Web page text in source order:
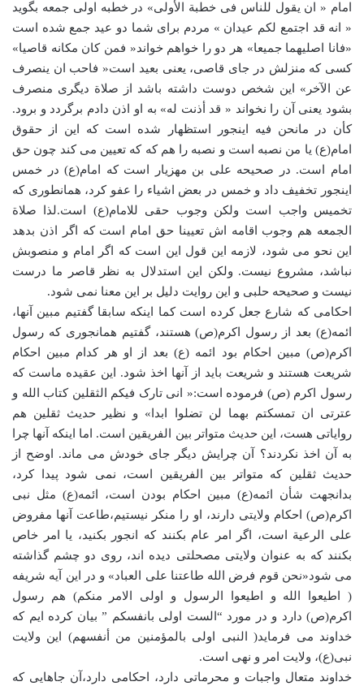
امام « ان یقول للناس فی خطبة الأولی» در خطبه اولی جمعه بگوید
« انه قد اجتمع لکم عیدان » مردم برای شما دو عید جمع شده است
«فانا اصلیهما جمیعا» هر دو را خواهم خواند« فمن کان مکانه قاصیا»
کسی که منزلش در جای قاصی، یعنی بعید است« فاحب ان ینصرف
عن الآخر» این شخص دوست داشته باشد از صلاة دیگری منصرف
بشود یعنی آن را نخواند « قد أذنت له» به او اذن دادم برگردد و برود.
کأن در مانحن فیه اینجور استظهار شده است که این از حقوق
امام(ع) یا من نصبه است و نصبه را هم که که تعیین می کند چون حق
امام است. در صحیحه علی بن مهزیار است که امام(ع) در خمس
اینجور تخفیف داد و خمس در بعض اشیاء را عفو کرد، همانطوری که
تخمیس واجب است ولکن وجوب حقی للامام(ع) است.لذا صلاة
الجمعه هم وجوب اقامه اش تعیینا حق امام است که اگر اذن بدهد
این نحو می شود، لازمه این قول این است که اگر امام و منصوبش
نباشد، مشروع نیست. ولکن این استدلال به نظر قاصر ما درست
نیست و صحیحه حلبی و این روایت دلیل بر این معنا نمی شود.
احکامی که شارع جعل کرده است کما اینکه سابقا گفتیم مبین آنها،
ائمه(ع) بعد از رسول اکرم(ص) هستند، گفتیم همانجوری که رسول
اکرم(ص) مبین احکام بود ائمه (ع) بعد از او هر کدام مبین احکام
شریعت هستند و شریعت باید از آنها اخذ شود. این عقیده ماست که
رسول اکرم (ص) فرموده است:« انی تارک فیکم الثقلین کتاب الله و
عترتی ان تمسکتم بهما لن تضلوا ابدا» و نظیر حدیث ثقلین هم
روایاتی هست، این حدیث متواتر بین الفریقین است. اما اینکه آنها چرا
به آن اخذ نکردند؟ آن چرایش دیگر جای خودش می ماند. اوضح از
حدیث ثقلین که متواتر بین الفریقین است، نمی شود پیدا کرد،
بدانجهت شأن ائمه(ع) مبین احکام بودن است، ائمه(ع) مثل نبی
اکرم(ص) احکام ولایتی دارند، او را منکر نیستیم،طاعت آنها مفروض
علی الرعیة است، اگر امر عام بکنند که انجور بکنید، یا امر خاص
بکنند که به عنوان ولایتی مصحلتی دیده اند، روی دو چشم گذاشته
می شود«نحن قوم فرض الله طاعتنا علی العباد» و در این آیه شریفه
( اطیعوا الله و اطیعوا الرسول و اولی الامر منکم) هم رسول
اکرم(ص) دارد و در مورد “الست اولی بانفسکم ” بیان کرده ایم که
خداوند می فرماید( النبی اولی بالمؤمنین من أنفسهم) این ولایت
نبی(ع)، ولایت امر و نهی است.
خداوند متعال واجبات و محرماتی دارد، احکامی دارد،آن جاهایی که